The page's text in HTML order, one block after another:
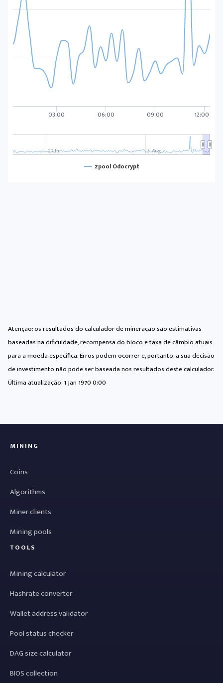
zpool Odocrypt
03:00 06:00 09:00 12:00
27. Jul 3. Aug
Atenção: os resultados do calculador de mineração são estimativas
baseadas na dificuldade, recompensa do bloco e taxa de câmbio atuais
para a moeda específica. Erros podem ocorrer e, portanto, a sua decisão
de investimento não pode ser baseada nos resultados deste calculador.
Última atualização:1 Jan 1970 0:00
MINING
Coins
Algorithms
Miner clients
Mining pools
TOOLS
Mining calculator
Hashrate converter
Wallet address validator
Pool status checker
DAG size calculator
BIOS collection